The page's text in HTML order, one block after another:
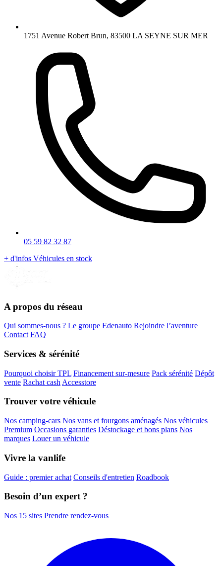
1751 Avenue Robert Brun, 83500 LA SEYNE SUR MER
05 59 82 32 87
+ d'infos Véhicules en stock
A propos du réseau
Qui sommes-nous ? Le groupe Edenauto Rejoindre l’aventure
Contact FAQ
Services & sérénité
Pourquoi choisir TPL Financement sur-mesure Pack sérénité Dépôt
vente Rachat cash Accesstore
Trouver votre véhicule
Nos camping-cars Nos vans et fourgons aménagés Nos véhicules
Premium Occasions garanties Déstockage et bons plans Nos
marques Louer un véhicule
Vivre la vanlife
Guide : premier achat Conseils d'entretien Roadbook
Besoin d’un expert ?
Nos 15 sites Prendre rendez-vous